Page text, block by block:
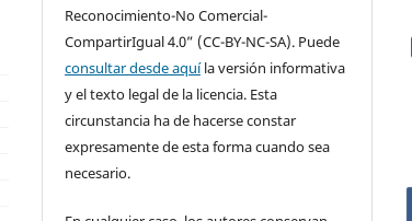
Reconocimiento-No Comercial-
CompartirIgual 4.0” (CC-BY-NC-SA). Puede
consultar desde aquíla versión informativa
y el texto legal de la licencia. Esta
circunstancia ha de hacerse constar
expresamente de esta forma cuando sea
necesario.